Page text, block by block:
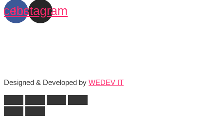
Instagram
Designed & Developed by WEDEV IT